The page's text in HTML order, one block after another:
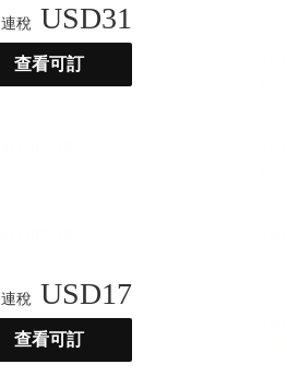
連稅 USD31
查看可訂
連稅 USD17
查看可訂